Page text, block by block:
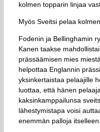
kolmen topparin linjaa
Myös Sveitsi pelaa
Fodenin ja Bellinghamin
Kanen taakse
prässäämisen mies
helpottaa Englannin
yksinkertaistaa pelaajille
luottaa, että hänen
kaksinkamppailunsa
lähestymistapa voisi
enemmän palloja itselleen.